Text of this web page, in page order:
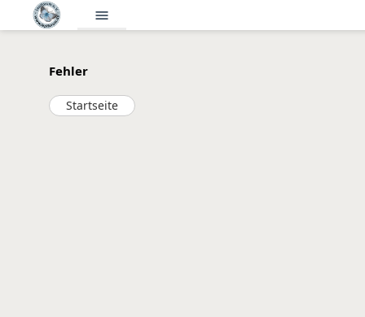
menu
Fehler
Startseite